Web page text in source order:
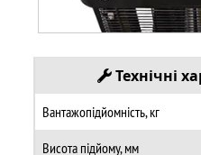
Технічні
Вантажопідйомність, кг
Висота підйому, мм